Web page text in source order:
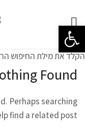
Found
Perhaps searching
find a related post.
הקלד את מילת החיפוש
פתח סרגל נגישות